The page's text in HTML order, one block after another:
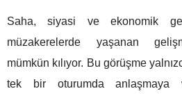
Saha, siyasi ve ekonomik
müzakerelerde yaşanan
mümkün kılıyor. Bu görüşme
tek bir oturumda anlaşmaya